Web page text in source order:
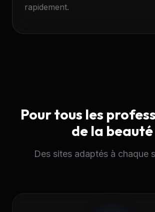
rapidement.
Pour tous les
de la beauté
Des sites adaptés à chaque